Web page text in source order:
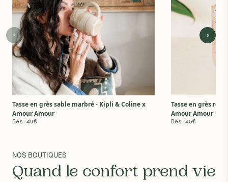
Tasse en grès sable marbré - Kipli & Coline x
Amour Amour
Dès 49€
Tasse en grès
Amour Amour
Dès 45€
NOS BOUTIQUES
Quand le confort prend vie